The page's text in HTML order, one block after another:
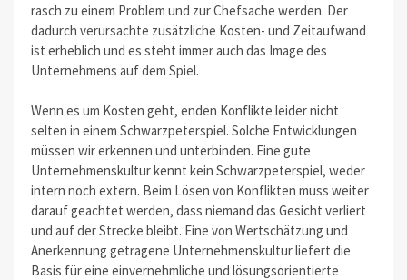
rasch zu einem Problem und zur Chefsache werden. Der
dadurch verursachte zusätzliche Kosten- und Zeitaufwand
ist erheblich und es steht immer auch das Image des
Unternehmens auf dem Spiel.
Wenn es um Kosten geht, enden Konflikte leider nicht
selten in einem Schwarzpeterspiel. Solche Entwicklungen
müssen wir erkennen und unterbinden. Eine gute
Unternehmenskultur kennt kein Schwarzpeterspiel, weder
intern noch extern. Beim Lösen von Konflikten muss weiter
darauf geachtet werden, dass niemand das Gesicht verliert
und auf der Strecke bleibt. Eine von Wertschätzung und
Anerkennung getragene Unternehmenskultur liefert die
Basis für eine einvernehmliche und lösungsorientierte